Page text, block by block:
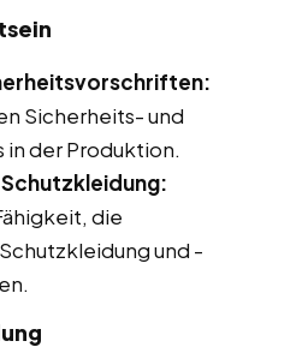
Sicherheits- und
der Produktion.
die
und -